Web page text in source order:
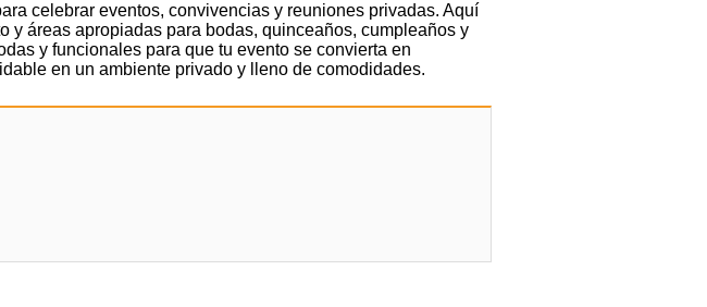
celebrar eventos, convivencias y reuniones privadas. Aquí
áreas apropiadas para bodas, quinceaños, cumpleaños y
y funcionales para que tu evento se convierta en
en un ambiente privado y lleno de comodidades.